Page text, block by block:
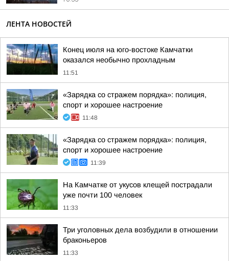
ЛЕНТА НОВОСТЕЙ
Конец июля на юго-востоке Камчатки
оказался необычно прохладным
11:51
«Зарядка со стражем порядка»: полиция,
спорт и хорошее настроение
11:48
«Зарядка со стражем порядка»: полиция,
спорт и хорошее настроение
11:39
На Камчатке от укусов клещей пострадали
уже почти 100 человек
11:33
Три уголовных дела возбудили в отношении
браконьеров
11:33